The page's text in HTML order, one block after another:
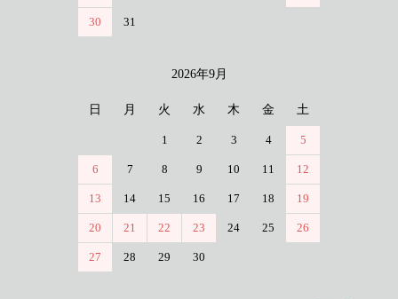
30 31
2026年9月
日 月 火 水 木 金 土
1 2 3 4 5
6 7 8 9 10 11 12
13 14 15 16 17 18 19
20 21 22 23 24 25 26
27 28 29 30